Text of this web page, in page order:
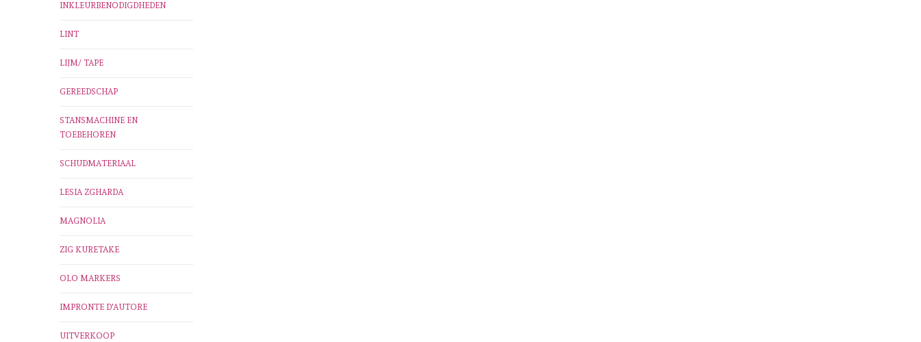
INKLEURBENODIGDHEDEN
LINT
LIJM/ TAPE
GEREEDSCHAP
STANSMACHINE EN
TOEBEHOREN
SCHUDMATERIAAL
LESIA ZGHARDA
MAGNOLIA
ZIG KURETAKE
OLO MARKERS
IMPRONTE D'AUTORE
UITVERKOOP